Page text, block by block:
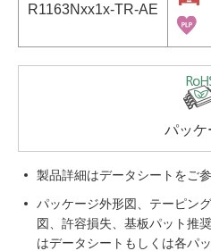
R1163Nxx1x-TR-AE
パッケ
製品詳細はデータシートをご
パッケージ外形図、テーピン
図、許容損失、基板パット推
はデータシートもしくは各パ